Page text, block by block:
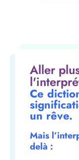
Aller
Ce
un rêve.
Mais
delà :